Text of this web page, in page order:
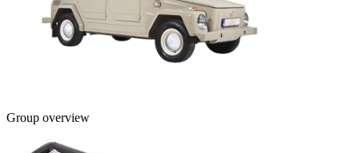
Group overview